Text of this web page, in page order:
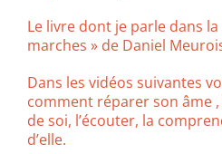
Le livre dont je parle dans
marches » de Daniel
Dans les vidéos suivantes
comment réparer son âme
de soi, l’écouter, la
d’elle.